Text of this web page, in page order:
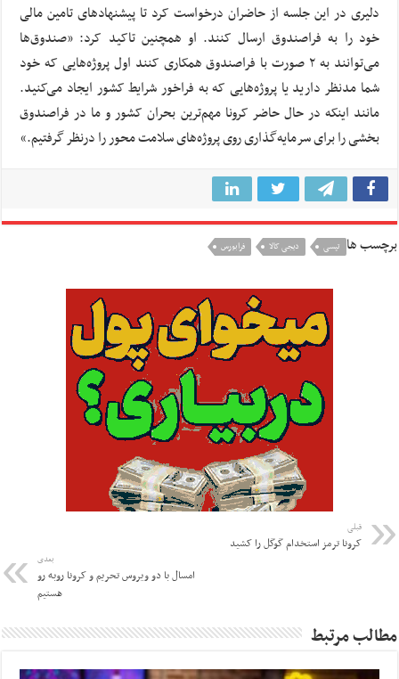
دلیری در این جلسه از حاضران درخواست کرد تا پیشنهادهای تامین مالی
خود را به فراصندوق ارسال کنند. او همچنین تاکید کرد: «صندوق‌ها
می‌توانند به ۲ صورت با فراصندوق همکاری کنند اول پروژه‌‌هایی که خود
شما مدنظر دارید یا پروژه‌هایی که به فراخور شرایط کشور ایجاد می‌کنید.
مانند اینکه در حال حاضر کرونا مهم‌ترین بحران کشور و ما در فراصندوق
بخشی را برای سرمایه‌‌گذاری روی پروژه‌های سلامت محور را درنظر گرفتیم.»
برچسب ها تپسی دیجی کالا فرابورس
قبلی
کرونا ترمز استخدام گوگل را کشید
بعدی
امسال با دو ویروس تحریم و کرونا روبه رو
هستیم
مطالب مرتبط